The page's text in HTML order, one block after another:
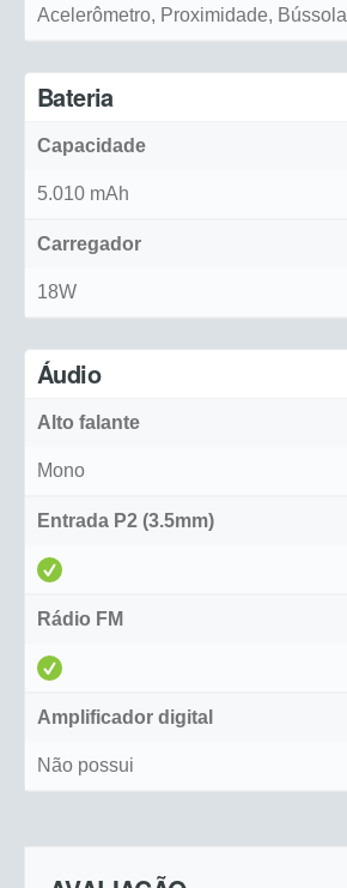
Acelerômetro, Proximidade, Bússola
Bateria
Capacidade
5.010 mAh
Carregador
18W
Áudio
Alto falante
Mono
Entrada P2 (3.5mm)
Rádio FM
Amplificador digital
Não possui